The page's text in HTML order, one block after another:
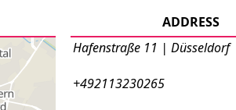
ADDRESS
Hafenstraße 11 | Düsseldorf
+492113230265